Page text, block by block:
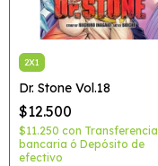
2X1
Dr. Stone Vol.18
$12.500
$11.250 con Transferencia
bancaria ó Depósito de
efectivo